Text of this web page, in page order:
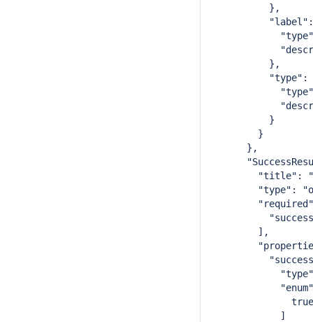
},
"label":
"type":
},
"type":
"type":
"description":
}
}
},
"title":
"type":
],
"type":
true
]